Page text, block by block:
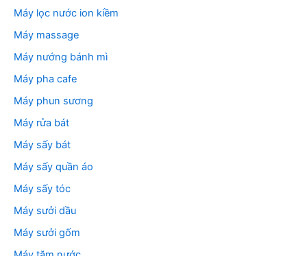
Máy lọc nước ion kiềm
Máy massage
Máy nướng bánh mì
Máy pha cafe
Máy phun sương
Máy rửa bát
Máy sấy bát
Máy sấy quần áo
Máy sấy tóc
Máy sưởi dầu
Máy sưởi gốm